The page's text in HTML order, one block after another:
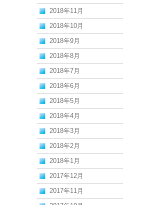
2018年11月
2018年10月
2018年9月
2018年8月
2018年7月
2018年6月
2018年5月
2018年4月
2018年3月
2018年2月
2018年1月
2017年12月
2017年11月